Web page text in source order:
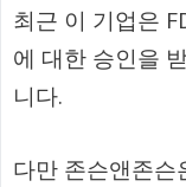
최근 이 기업은
에 대한 승인을
니다.
다만 존슨앤존슨